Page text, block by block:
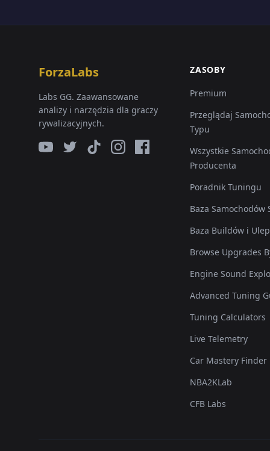
ForzaLabs
Labs GG. Zaawansowane
analizy i narzędzia dla graczy
rywalizacyjnych.
ZASOBY
Premium
Przeglądaj
Typu
Wszystkie
Producenta
Poradnik Tuningu
Baza Samochodów
Baza Buildów i
Browse Upgrades
Engine Sound
Advanced Tuning
Tuning Calculators
Live Telemetry
Car Mastery Finder
NBA2KLab
CFB Labs